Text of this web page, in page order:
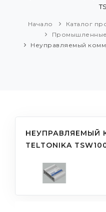
Начало Каталог
Промышленные
Неуправляемый
НЕУПРАВЛЯЕМЫЙ
TELTONIKA